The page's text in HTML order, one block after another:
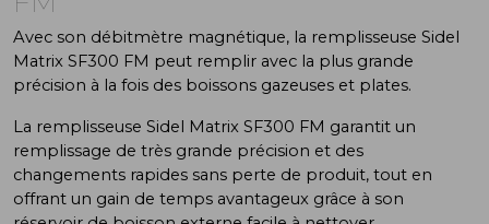
Avec son débitmètre magnétique, la remplisseuse Sidel
Matrix SF300 FM peut remplir avec la plus grande
précision à la fois des boissons gazeuses et plates.
La remplisseuse Sidel Matrix SF300 FM garantit un
remplissage de très grande précision et des
changements rapides sans perte de produit, tout en
offrant un gain de temps avantageux grâce à son